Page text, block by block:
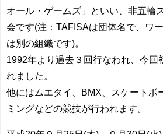
オール・ゲームズ」といい、非五輪
会です(注：TAFISAは団体名で、ワ
は別の組織です)。
1992年より過去３回行なわれ、今回
れました。
他にはムエタイ、BMX、スケートボ
ミングなどの競技が行われます。